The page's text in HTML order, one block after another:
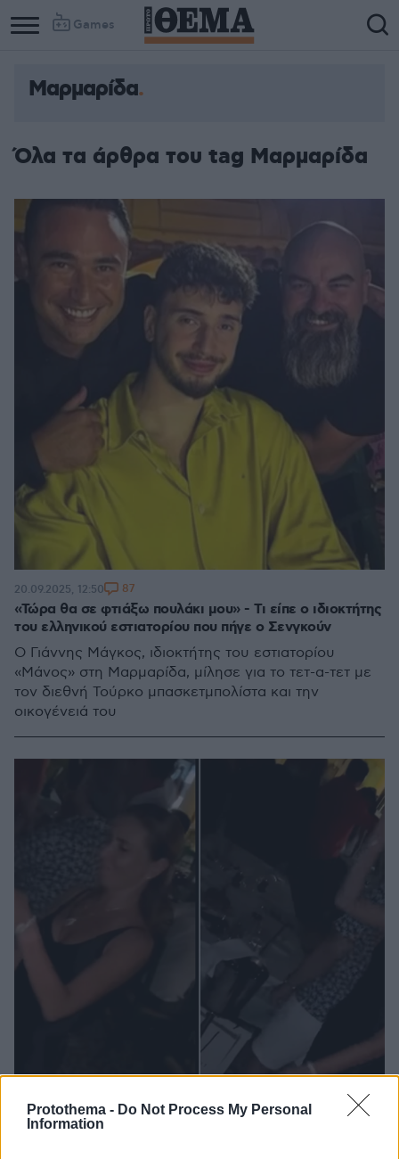
Protothema - Do Not Process My Personal
Information
Games
Μαρμαρίδα
Όλα τα άρθρα του tag Μαρμαρίδα
«Τώρα θα σε φτιάξω πουλάκι μου» - Τι είπε ο ιδιοκτήτης
του ελληνικού εστιατορίου που πήγε ο Σενγκούν
Ο Γιάννης Μάγκος, ιδιοκτήτης του εστιατορίου
«Μάνος» στη Μαρμαρίδα, μίλησε για το τετ-α-τετ με
τον διεθνή Τούρκο μπασκετμπολίστα και την
οικογένειά του
20.09.2025, 12:50 87